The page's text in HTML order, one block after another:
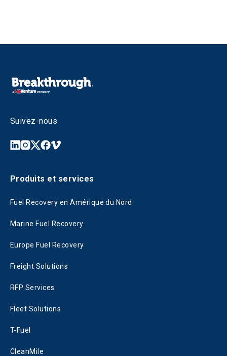
Suivez-nous
Produits et services
Fuel Recovery en Amérique du Nord
Marine Fuel Recovery
Europe Fuel Recovery
Freight Solutions
RFP Services
Fleet Solutions
T-Fuel
CleanMile